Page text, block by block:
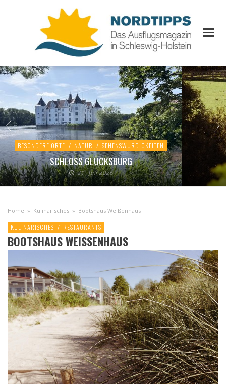
BESONDERE ORTE / NATUR / SEHENSWÜRDIGKEITEN
SCHLOSS GLÜCKSBURG
21. Juli 2026
Home » Kulinarisches » Bootshaus Weißenhaus
KULINARISCHES / RESTAURANTS
BOOTSHAUS WEISSENHAUS